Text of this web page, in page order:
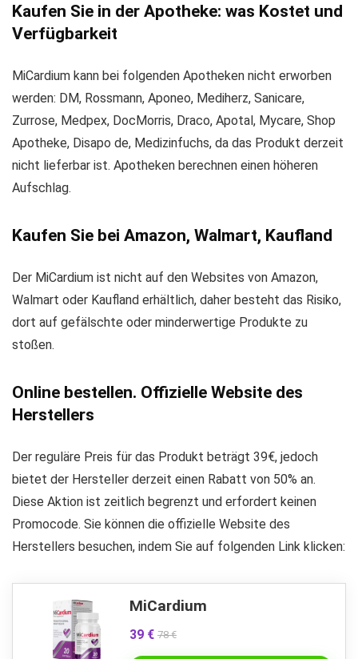
Kaufen Sie in der Apotheke: was Kostet und
Verfügbarkeit
MiCardium kann bei folgenden Apotheken nicht erworben
werden: DM, Rossmann, Aponeo, Mediherz, Sanicare,
Zurrose, Medpex, DocMorris, Draco, Apotal, Mycare, Shop
Apotheke, Disapo de, Medizinfuchs, da das Produkt derzeit
nicht lieferbar ist. Apotheken berechnen einen höheren
Aufschlag.
Kaufen Sie bei Amazon, Walmart, Kaufland
Der MiCardium ist nicht auf den Websites von Amazon,
Walmart oder Kaufland erhältlich, daher besteht das Risiko,
dort auf gefälschte oder minderwertige Produkte zu
stoßen.
Online bestellen. Offizielle Website des
Herstellers
Der reguläre Preis für das Produkt beträgt 39€, jedoch
bietet der Hersteller derzeit einen Rabatt von 50% an.
Diese Aktion ist zeitlich begrenzt und erfordert keinen
Promocode. Sie können die offizielle Website des
Herstellers besuchen, indem Sie auf folgenden Link klicken:
MiCardium
39 € 78 €